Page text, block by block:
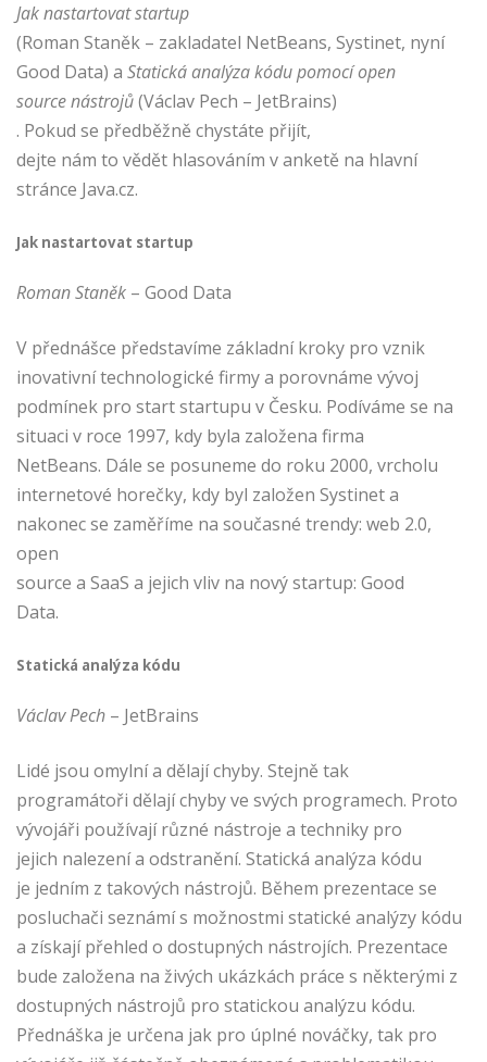
Jak nastartovat startup
(Roman Staněk – zakladatel NetBeans, Systinet, nyní
Good Data) a Statická analýza kódu pomocí open
source nástrojů(Václav Pech – JetBrains)
. Pokud se předběžně chystáte přijít,
dejte nám to vědět hlasováním v anketě na hlavní
stránce Java.cz.
Jak nastartovat startup
Roman Staněk – Good Data
V přednášce představíme základní kroky pro vznik
inovativní technologické firmy a porovnáme vývoj
podmínek pro start startupu v Česku. Podíváme se na
situaci v roce 1997, kdy byla založena firma
NetBeans. Dále se posuneme do roku 2000, vrcholu
internetové horečky, kdy byl založen Systinet a
nakonec se zaměříme na současné trendy: web 2.0,
open
source a SaaS a jejich vliv na nový startup: Good
Data.
Statická analýza kódu
Václav Pech – JetBrains
Lidé jsou omylní a dělají chyby. Stejně tak
programátoři dělají chyby ve svých programech. Proto
vývojáři používají různé nástroje a techniky pro
jejich nalezení a odstranění. Statická analýza kódu
je jedním z takových nástrojů. Během prezentace se
posluchači seznámí s možnostmi statické analýzy kódu
a získají přehled o dostupných nástrojích. Prezentace
bude založena na živých ukázkách práce s některými z
dostupných nástrojů pro statickou analýzu kódu.
Přednáška je určena jak pro úplné nováčky, tak pro